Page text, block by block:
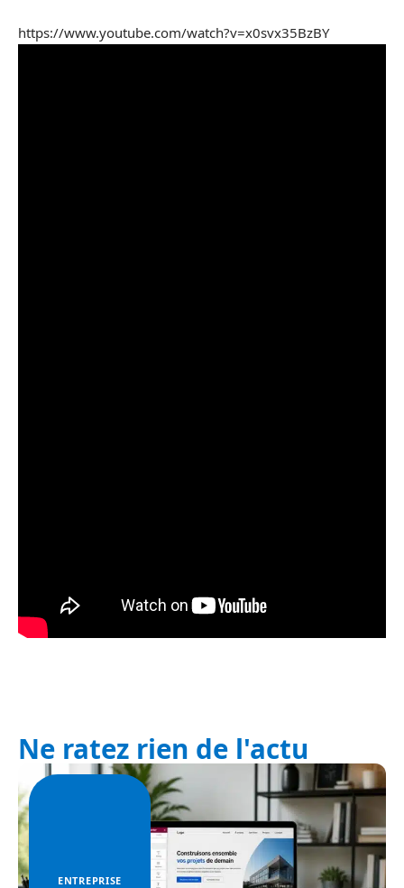
https://www.youtube.com/watch?v=x0svx35BzBY
Ne ratez rien de l'actu
ENTREPRISE